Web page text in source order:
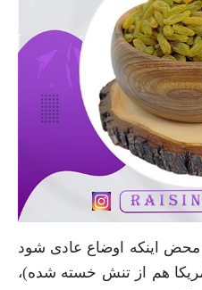
اینکه اوضاع عادی شود
هم از تنش خسته شده)،